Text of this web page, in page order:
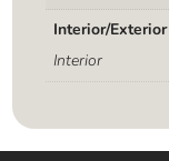
Interior/Exterior
Interior